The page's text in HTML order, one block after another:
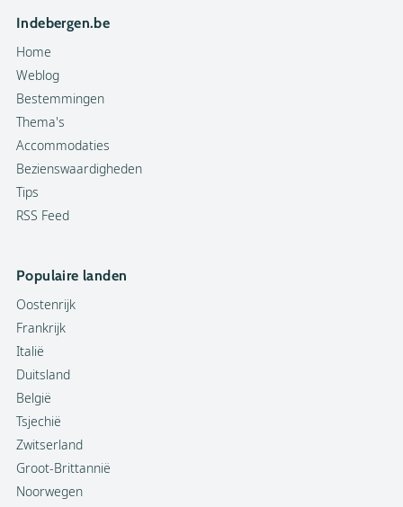
Indebergen.be
Home
Weblog
Bestemmingen
Thema's
Accommodaties
Bezienswaardigheden
Tips
RSS Feed
Populaire landen
Oostenrijk
Frankrijk
Italië
Duitsland
België
Tsjechië
Zwitserland
Groot-Brittannië
Noorwegen